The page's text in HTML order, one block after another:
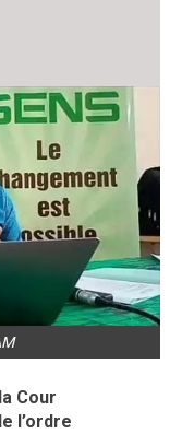
Cour
l’ordre